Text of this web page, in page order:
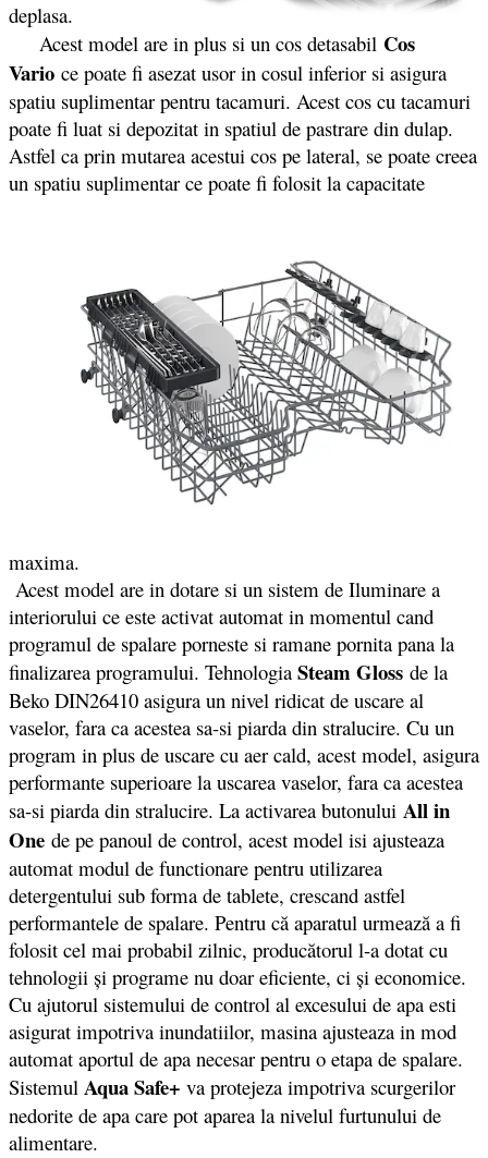
deplasa.
Acest model are in plus si un cos detasabil Cos
Vario ce poate fi asezat usor in cosul inferior si asigura
spatiu suplimentar pentru tacamuri. Acest cos cu tacamuri
poate fi luat si depozitat in spatiul de pastrare din dulap.
Astfel ca prin mutarea acestui cos pe lateral, se poate creea
un spatiu suplimentar ce poate fi folosit la capacitate
maxima.
Acest model are in dotare si un sistem de Iluminare a
interiorului ce este activat automat in momentul cand
programul de spalare porneste si ramane pornita pana la
finalizarea programului. Tehnologia Steam Gloss de la
Beko DIN26410 asigura un nivel ridicat de uscare al
vaselor, fara ca acestea sa-si piarda din stralucire. Cu un
program in plus de uscare cu aer cald, acest model, asigura
performante superioare la uscarea vaselor, fara ca acestea
sa-si piarda din stralucire. La activarea butonului All in
One de pe panoul de control, acest model isi ajusteaza
automat modul de functionare pentru utilizarea
detergentului sub forma de tablete, crescand astfel
performantele de spalare. Pentru că aparatul urmează a fi
folosit cel mai probabil zilnic, producătorul l-a dotat cu
tehnologii și programe nu doar eficiente, ci și economice.
Cu ajutorul sistemului de control al excesului de apa esti
asigurat impotriva inundatiilor, masina ajusteaza in mod
automat aportul de apa necesar pentru o etapa de spalare.
Sistemul Aqua Safe+ va protejeza impotriva scurgerilor
nedorite de apa care pot aparea la nivelul furtunului de
alimentare.